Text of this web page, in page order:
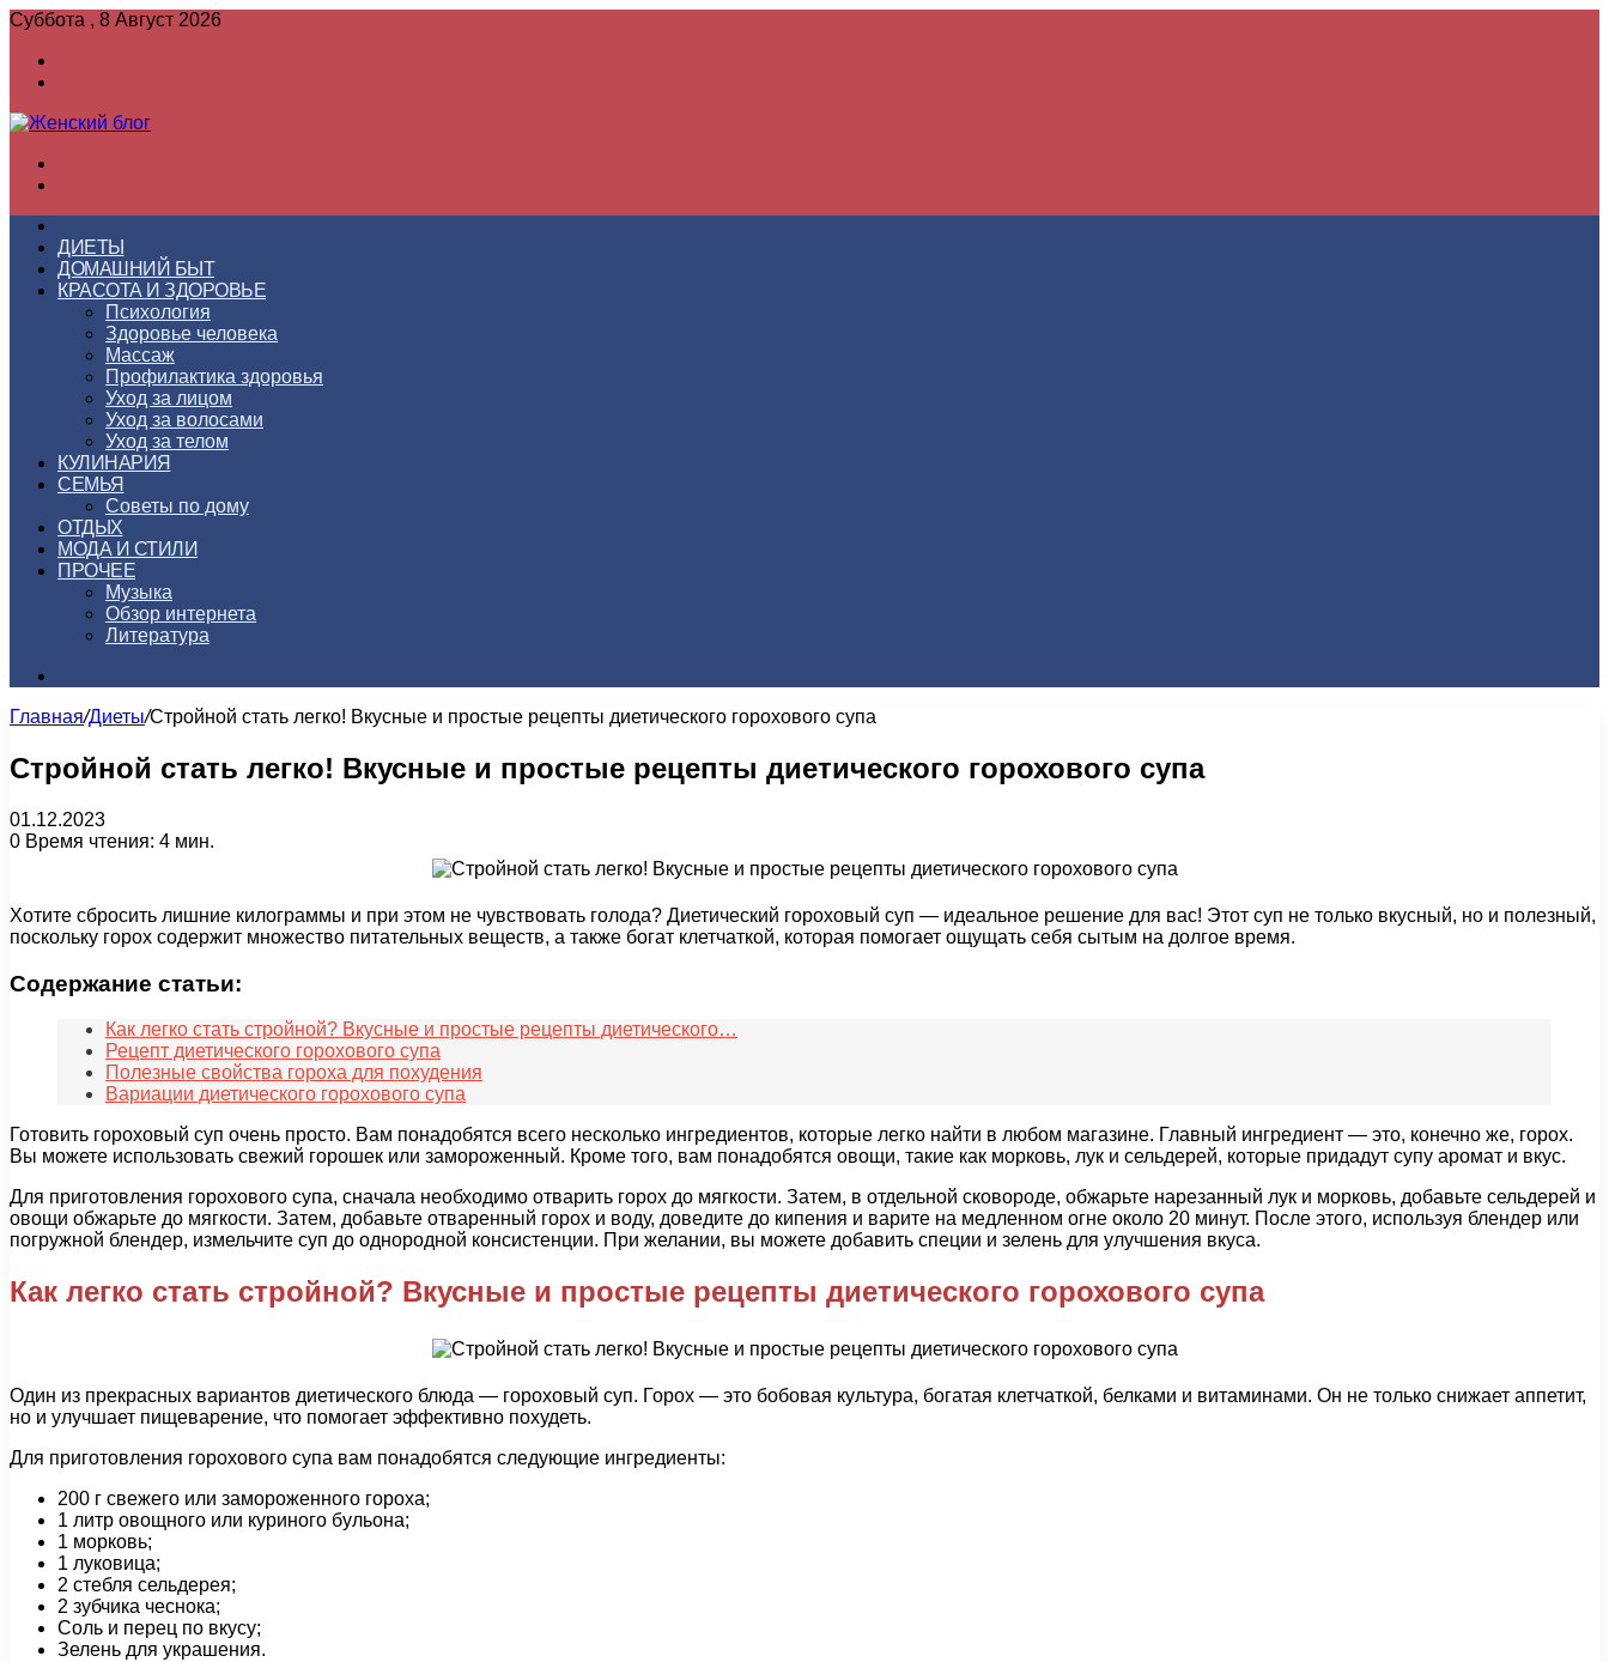
Суббота , 8 Август 2026
ДИЕТЫ
ДОМАШНИЙ БЫТ
КРАСОТА И ЗДОРОВЬЕ
Психология
Здоровье человека
Массаж
Профилактика здоровья
Уход за лицом
Уход за волосами
Уход за телом
КУЛИНАРИЯ
СЕМЬЯ
Советы по дому
ОТДЫХ
МОДА И СТИЛИ
ПРОЧЕЕ
Музыка
Обзор интернета
Литература
Главная/Диеты/Стройной стать легко! Вкусные и простые рецепты диетического горохового супа
Стройной стать легко! Вкусные и простые рецепты диетического горохового супа
01.12.2023
0 Время чтения: 4 мин.
Хотите сбросить лишние килограммы и при этом не чувствовать голода? Диетический гороховый суп — идеальное решение для вас! Этот суп не только вкусный, но и полезный,
поскольку горох содержит множество питательных веществ, а также богат клетчаткой, которая помогает ощущать себя сытым на долгое время.
Содержание статьи:
Как легко стать стройной? Вкусные и простые рецепты диетического…
Рецепт диетического горохового супа
Полезные свойства гороха для похудения
Вариации диетического горохового супа
Готовить гороховый суп очень просто. Вам понадобятся всего несколько ингредиентов, которые легко найти в любом магазине. Главный ингредиент — это, конечно же, горох.
Вы можете использовать свежий горошек или замороженный. Кроме того, вам понадобятся овощи, такие как морковь, лук и сельдерей, которые придадут супу аромат и вкус.
Для приготовления горохового супа, сначала необходимо отварить горох до мягкости. Затем, в отдельной сковороде, обжарьте нарезанный лук и морковь, добавьте сельдерей и
овощи обжарьте до мягкости. Затем, добавьте отваренный горох и воду, доведите до кипения и варите на медленном огне около 20 минут. После этого, используя блендер или
погружной блендер, измельчите суп до однородной консистенции. При желании, вы можете добавить специи и зелень для улучшения вкуса.
Как легко стать стройной? Вкусные и простые рецепты диетического горохового супа
Один из прекрасных вариантов диетического блюда — гороховый суп. Горох — это бобовая культура, богатая клетчаткой, белками и витаминами. Он не только снижает аппетит,
но и улучшает пищеварение, что помогает эффективно похудеть.
Для приготовления горохового супа вам понадобятся следующие ингредиенты:
200 г свежего или замороженного гороха;
1 литр овощного или куриного бульона;
1 морковь;
1 луковица;
2 стебля сельдерея;
2 зубчика чеснока;
Соль и перец по вкусу;
Зелень для украшения.